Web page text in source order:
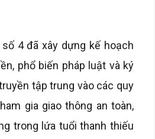
4 đã xây dựng kế hoạch
phổ biến pháp luật và ký
tập trung vào các quy
gia giao thông an toàn,
trong lứa tuổi thanh thiếu